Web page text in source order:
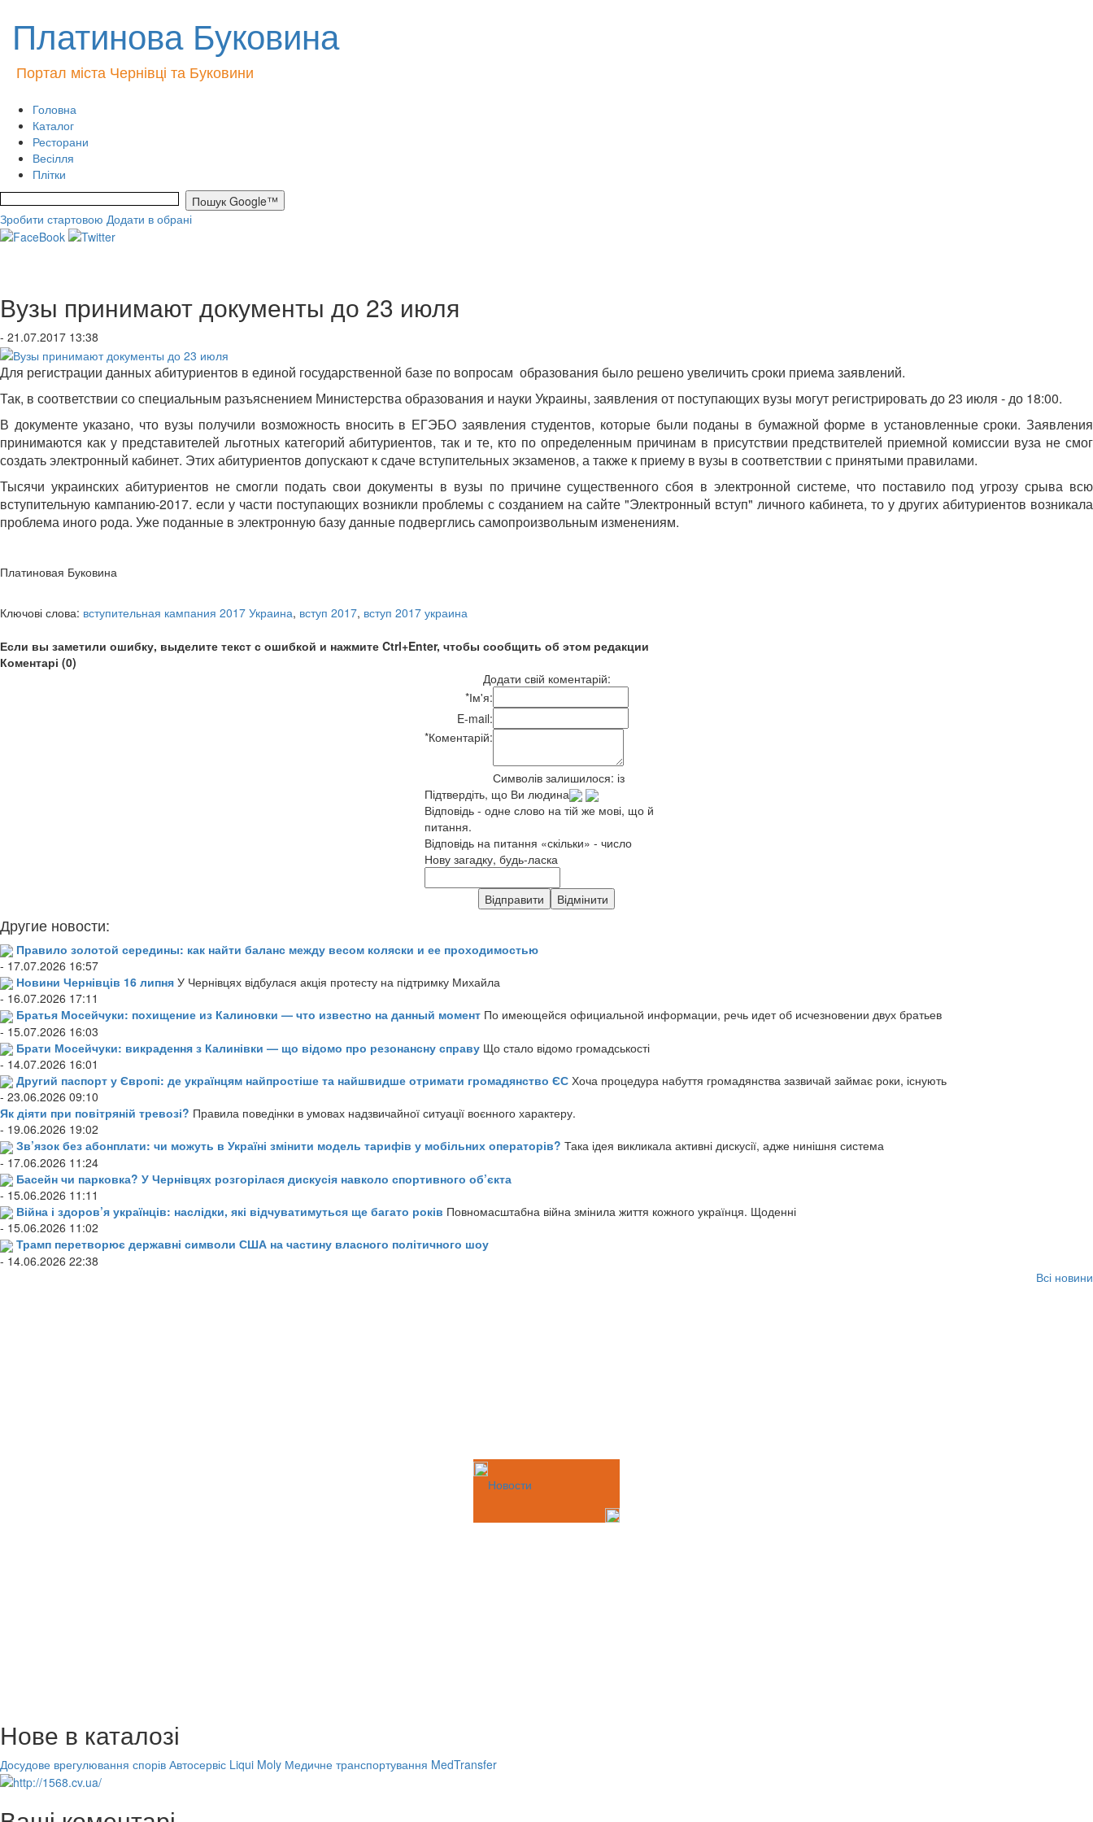
Платинова Буковина
Портал міста Чернівці та Буковини
Головна
Каталог
Ресторани
Весілля
Плітки
Зробити стартовою Додати в обрані
Вузы принимают документы до 23 июля
- 21.07.2017 13:38
Для регистрации данных абитуриентов в единой государственной базе по вопросам образования было решено увеличить сроки приема заявлений.
Так, в соответствии со специальным разъяснением Министерства образования и науки Украины, заявления от поступающих вузы могут регистрировать до 23 июля - до 18:00.
В документе указано, что вузы получили возможность вносить в ЕГЭБО заявления студентов, которые были поданы в бумажной форме в установленные сроки. Заявления
принимаются как у представителей льготных категорий абитуриентов, так и те, кто по определенным причинам в присутствии предствителей приемной комиссии вуза не смог
создать электронный кабинет. Этих абитуриентов допускают к сдаче вступительных экзаменов, а также к приему в вузы в соответствии с принятыми правилами.
Тысячи украинских абитуриентов не смогли подать свои документы в вузы по причине существенного сбоя в электронной системе, что поставило под угрозу срыва всю
вступительную кампанию-2017. если у части поступающих возникли проблемы с созданием на сайте "Электронный вступ" личного кабинета, то у других абитуриентов возникала
проблема иного рода. Уже поданные в электронную базу данные подверглись самопроизвольным изменениям.
Платиновая Буковина
Ключові слова: вступительная кампания 2017 Украина, вступ 2017, вступ 2017 украина
Если вы заметили ошибку, выделите текст с ошибкой и нажмите Ctrl+Enter, чтобы сообщить об этом редакции
Коментарі (0)
Додати свій коментарій:
*Ім'я:
E-mail:
*Коментарій:
Символів залишилося: із
Підтвердіть, що Ви людина
Відповідь - одне слово на тій же мові, що й
питання.
Відповідь на питання «скільки» - число
Нову загадку, будь-ласка
Другие новости:
Правило золотой середины: как найти баланс между весом коляски и ее проходимостью
- 17.07.2026 16:57
Новини Чернівців 16 липня У Чернівцях відбулася акція протесту на підтримку Михайла
- 16.07.2026 17:11
Братья Мосейчуки: похищение из Калиновки — что известно на данный момент По имеющейся официальной информации, речь идет об исчезновении двух братьев
- 15.07.2026 16:03
Брати Мосейчуки: викрадення з Калинівки — що відомо про резонансну справу Що стало відомо громадськості
- 14.07.2026 16:01
Другий паспорт у Європі: де українцям найпростіше та найшвидше отримати громадянство ЄС Хоча процедура набуття громадянства зазвичай займає роки, існують
- 23.06.2026 09:10
Як діяти при повітряній тревозі? Правила поведінки в умовах надзвичайної ситуації воєнного характеру.
- 19.06.2026 19:02
Зв’язок без абонплати: чи можуть в Україні змінити модель тарифів у мобільних операторів? Така ідея викликала активні дискусії, адже нинішня система
- 17.06.2026 11:24
Басейн чи парковка? У Чернівцях розгорілася дискусія навколо спортивного об’єкта
- 15.06.2026 11:11
Війна і здоров’я українців: наслідки, які відчуватимуться ще багато років Повномасштабна війна змінила життя кожного українця. Щоденні
- 15.06.2026 11:02
Трамп перетворює державні символи США на частину власного політичного шоу
- 14.06.2026 22:38
Всі новини
Новости
Нове в каталозі
Досудове врегулювання спорів Автосервіс Liqui Moly Медичне транспортування MedTransfer